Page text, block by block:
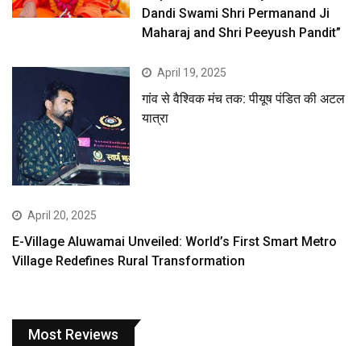
Dandi Swami Shri Permanand Ji
Maharaj and Shri Peeyush Pandit”
April 19, 2025
गांव से वैश्विक मंच तक: पीयूष पंडित की अटल
यात्रा
April 20, 2025
E-Village Aluwamai Unveiled: World’s First Smart Metro
Village Redefines Rural Transformation
Most Reviews